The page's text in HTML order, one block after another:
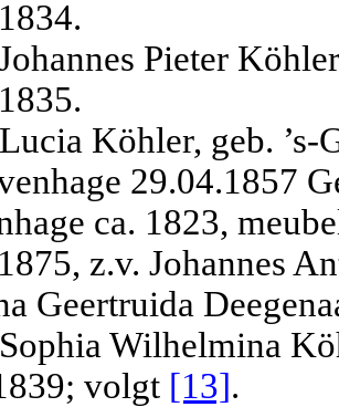
Pieter
Lucia Köhler, geb. ’s-
29.04.1857
ca. 1823,
z.v. Johannes
Geertruida
Sophia Wilhelmina
; volgt [13].